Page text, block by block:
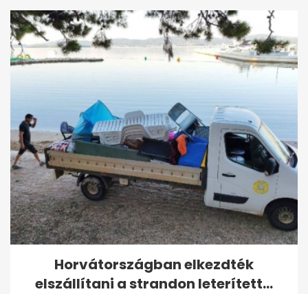
Horvátországban elkezdték
elszállítani a strandon leterített...